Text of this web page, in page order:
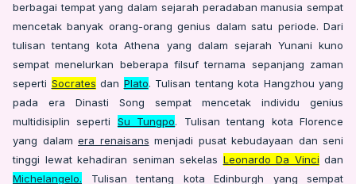
berbagai tempat yang dalam sejarah peradaban manusia sempat
mencetak banyak orang-orang genius dalam satu periode. Dari
tulisan tentang kota Athena yang dalam sejarah Yunani kuno
sempat menelurkan beberapa filsuf ternama sepanjang zaman
seperti Socrates dan Plato. Tulisan tentang kota Hangzhou yang
pada era Dinasti Song sempat mencetak individu genius
multidisiplin seperti Su Tungpo. Tulisan tentang kota Florence
yang dalam era renaisans menjadi pusat kebudayaan dan seni
tinggi lewat kehadiran seniman sekelas Leonardo Da Vinci dan
Michelangelo. Tulisan tentang kota Edinburgh yang sempat